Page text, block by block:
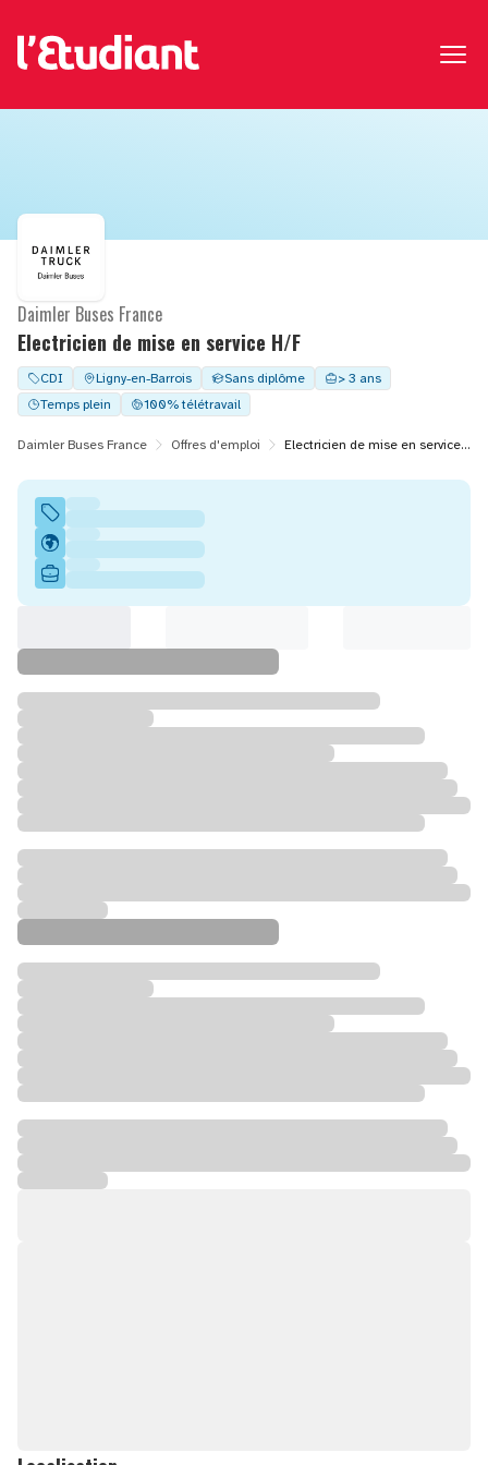
Electricien de mise en service H/F
Daimler Buses France
CDI Ligny-en-Barrois Sans diplôme
> 3 ans
Temps plein
100% télétravail
Daimler Buses France Offres d'emploi Electricien de mise en service H/F